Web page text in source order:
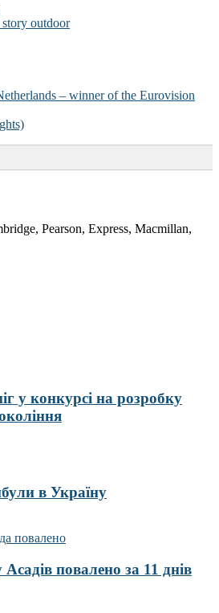
outdoor
– winner of the Eurovision
Pearson, Express, Macmillan,
у конкурсі на розробку
в Україну
повалено за 11 днів